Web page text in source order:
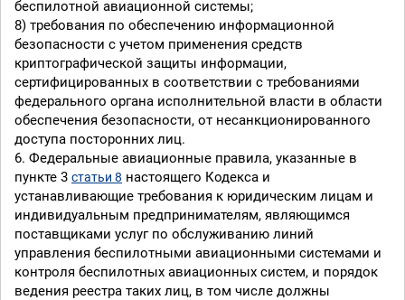
беспилотной авиационной системы;
8) требования по обеспечению информационной
безопасности с учетом применения средств
криптографической защиты информации,
сертифицированных в соответствии с требованиями
федерального органа исполнительной власти в области
обеспечения безопасности, от несанкционированного
доступа посторонних лиц.
6. Федеральные авиационные правила, указанные в
пункте 3 статьи 8 настоящего Кодекса и
устанавливающие требования к юридическим лицам и
индивидуальным предпринимателям, являющимся
поставщиками услуг по обслуживанию линий
управления беспилотными авиационными системами и
контроля беспилотных авиационных систем, и порядок
ведения реестра таких лиц, в том числе должны